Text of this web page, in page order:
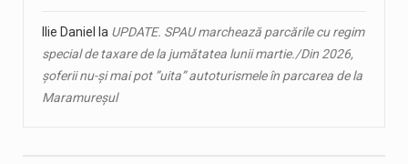
Ilie Daniel la UPDATE. SPAU marchează parcările cu regim
special de taxare de la jumătatea lunii martie./Din 2026,
șoferii nu-și mai pot ”uita” autoturismele în parcarea de la
Maramureșul